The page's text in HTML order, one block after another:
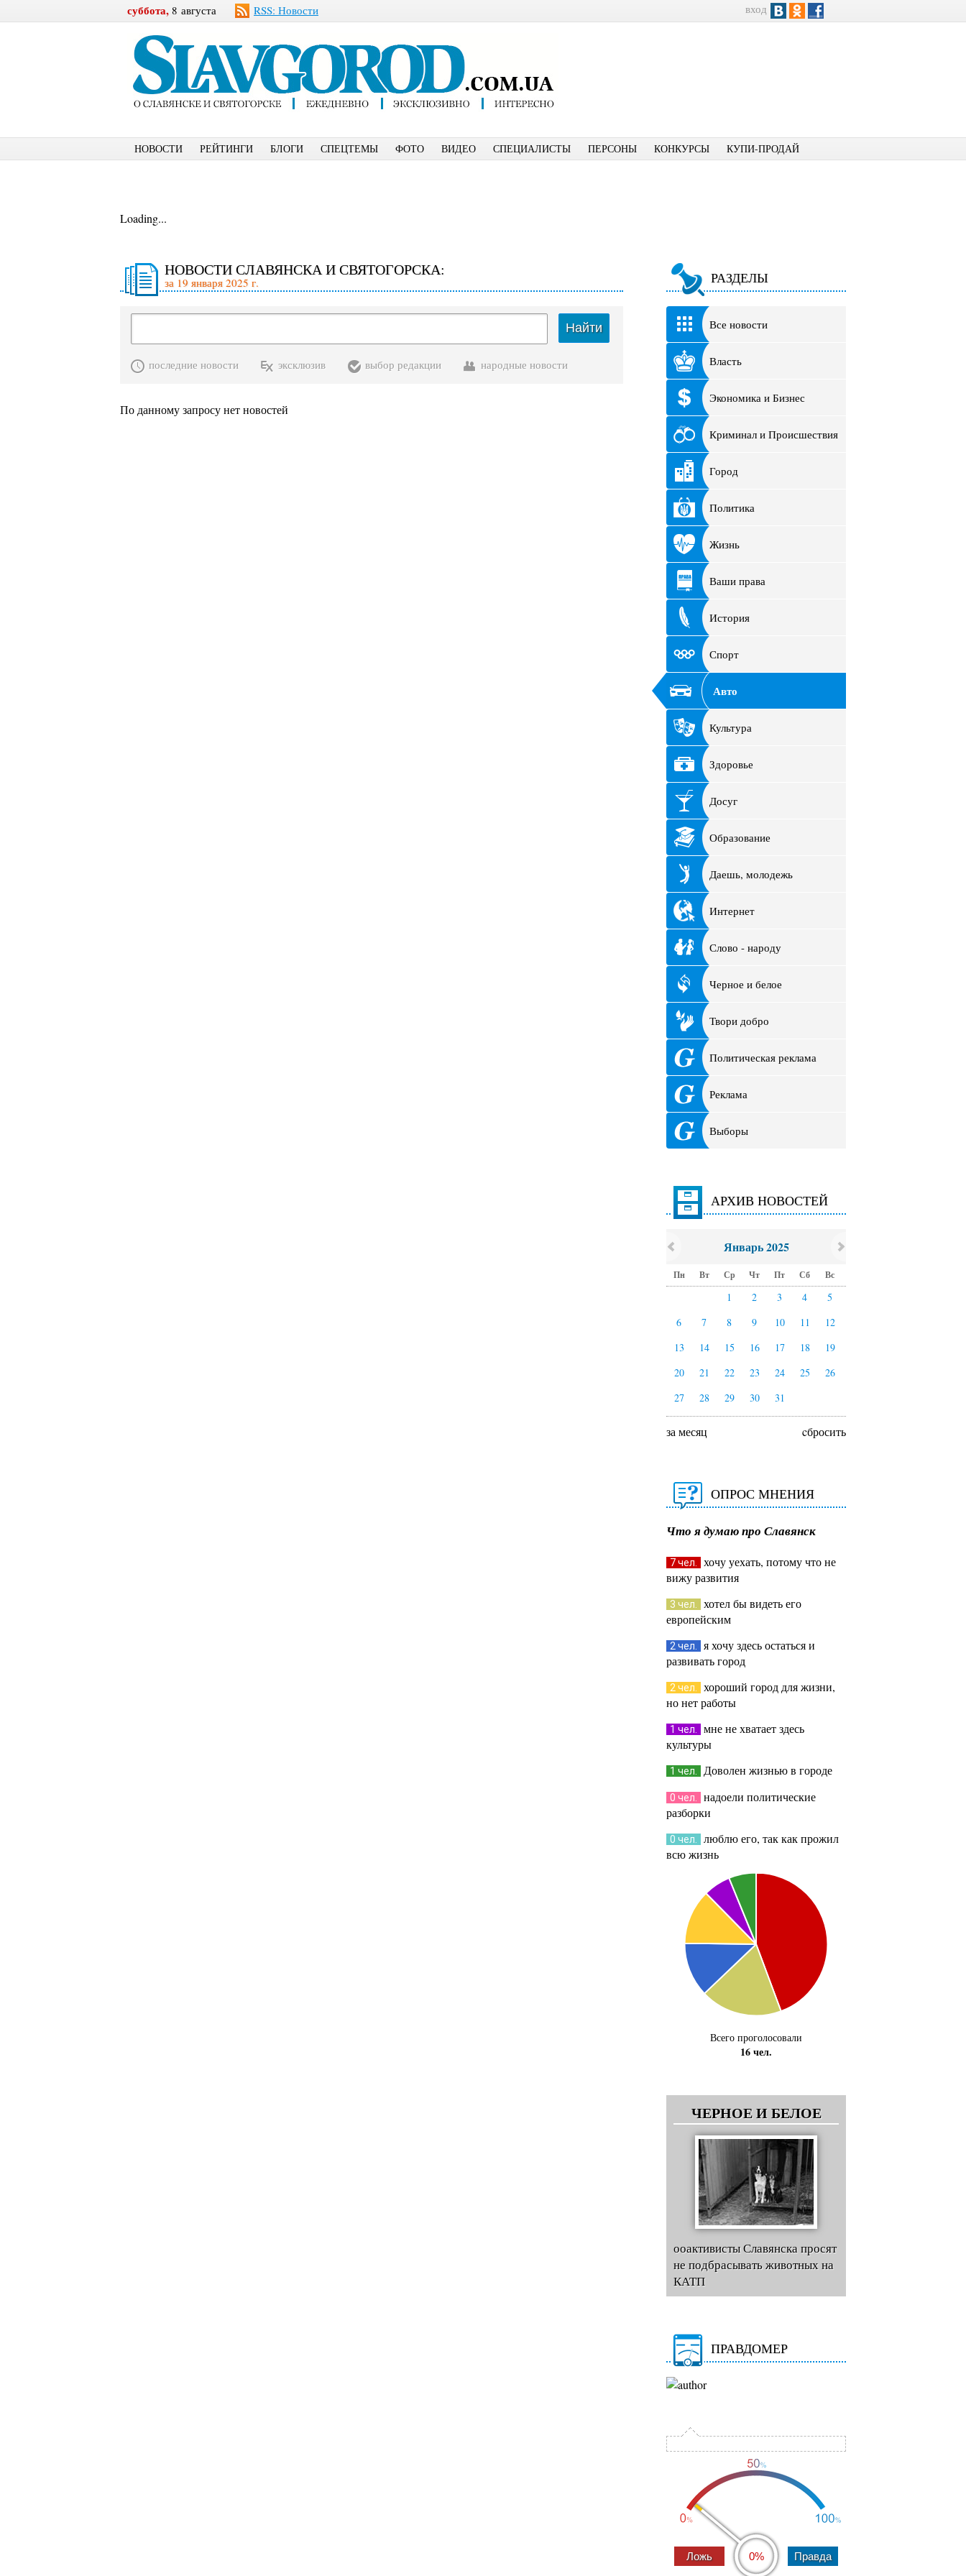
суббота, 8 августа RSS: Новости вход
НОВОСТИ РЕЙТИНГИ БЛОГИ СПЕЦТЕМЫ ФОТО ВИДЕО СПЕЦИАЛИСТЫ ПЕРСОНЫ КОНКУРСЫ КУПИ-ПРОДАЙ
Loading...
НОВОСТИ СЛАВЯНСКА И СВЯТОГОРСКА:
за 19 января 2025 г.
Найти
последние новости эксклюзив выбор редакции народные новости
По данному запросу нет новостей
РАЗДЕЛЫ
Все новости
Власть
Экономика и Бизнес
Криминал и Происшествия
Город
Политика
Жизнь
Ваши права
История
Спорт
Авто
Культура
Здоровье
Досуг
Образование
Даешь, молодежь
Интернет
Слово - народу
Черное и белое
Твори добро
Политическая реклама
Реклама
Выборы
АРХИВ НОВОСТЕЙ
Январь 2025
Пн Вт Ср Чт Пт Сб Вс
1 2 3 4
5
6
7 8 9 10 11
12
13
14 15 16 17 18
19
20
21 22 23 24 25
26
27
28 29 30 31
за месяц cбросить
ОПРОС МНЕНИЯ
Что я думаю про Славянск
7 чел.
хочу уехать, потому что не
вижу развития
3 чел.
хотел бы видеть его
европейским
2 чел.
я хочу здесь остаться и
развивать город
2 чел.
хороший город для жизни,
но нет работы
1 чел.
мне не хватает здесь
культуры
1 чел. Доволен жизнью в городе
0 чел.
надоели политические
разборки
0 чел.
люблю его, так как прожил
всю жизнь
Всего проголосовали
16 чел.
ЧЕРНОЕ И БЕЛОЕ
ооактивисты Славянска просят
не подбрасывать животных на
КАТП
ПРАВДОМЕР
0%